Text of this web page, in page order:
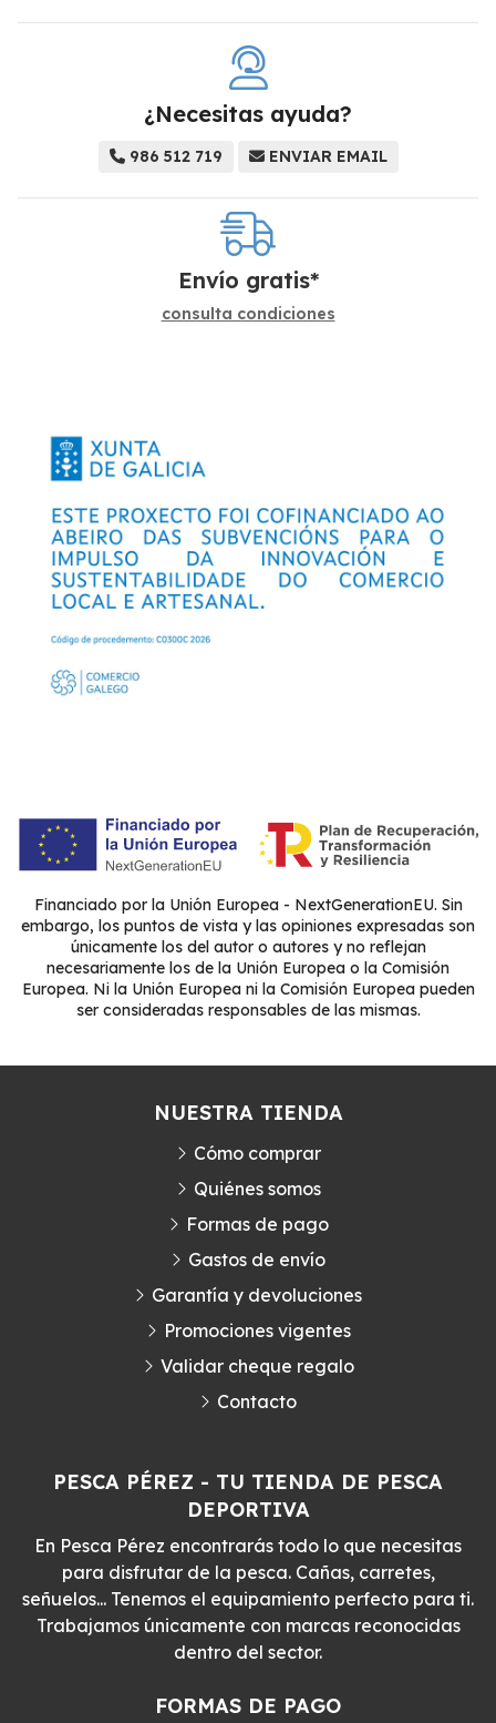
¿Necesitas ayuda?
986 512 719 ENVIAR EMAIL
Envío gratis*
consulta condiciones
Financiado por la Unión Europea - NextGenerationEU. Sin
embargo, los puntos de vista y las opiniones expresadas son
únicamente los del autor o autores y no reflejan
necesariamente los de la Unión Europea o la Comisión
Europea. Ni la Unión Europea ni la Comisión Europea pueden
ser consideradas responsables de las mismas.
PESCA PÉREZ - TU TIENDA DE PESCA
DEPORTIVA
En Pesca Pérez encontrarás todo lo que necesitas
para disfrutar de la pesca. Cañas, carretes,
señuelos... Tenemos el equipamiento perfecto para ti.
Trabajamos únicamente con marcas reconocidas
dentro del sector.
FORMAS DE PAGO
NUESTRA TIENDA
Cómo comprar
Quiénes somos
Formas de pago
Gastos de envío
Garantía y devoluciones
Promociones vigentes
Validar cheque regalo
Contacto